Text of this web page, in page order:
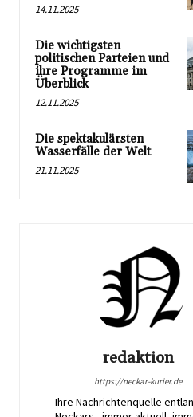
14.11.2025
Die wichtigsten
politischen Parteien und
ihre Programme im
Überblick
12.11.2025
Die spektakulärsten
Wasserfälle der Welt
21.11.2025
redaktion
https://neckar-kurier.de
Ihre Nachrichtenquelle